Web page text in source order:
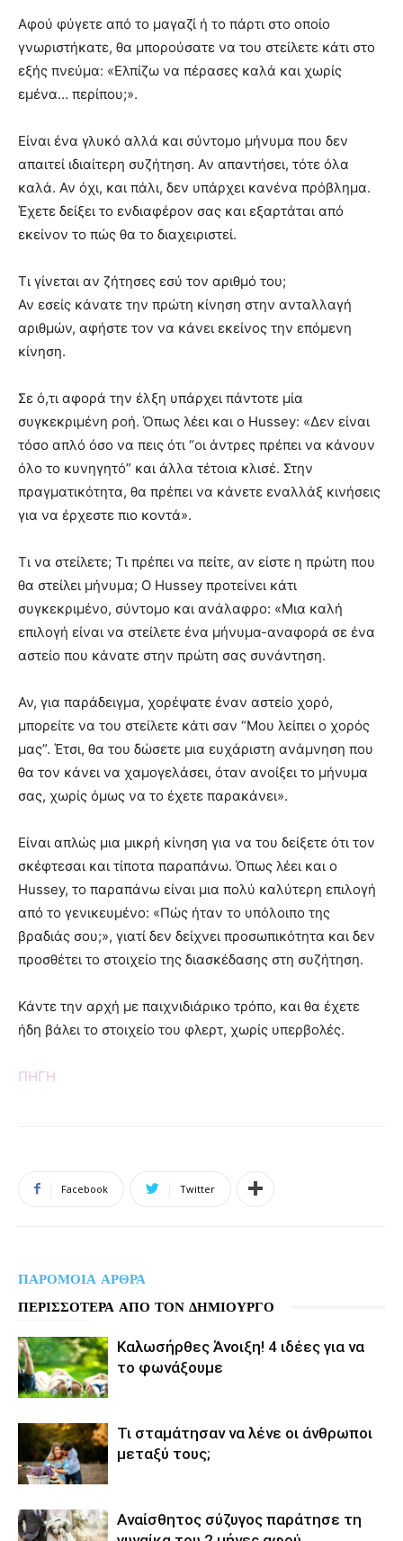
Αφού φύγετε από το μαγαζί ή το πάρτι στο οποίο
γνωριστήκατε, θα μπορούσατε να του στείλετε κάτι στο
εξής πνεύμα: «Ελπίζω να πέρασες καλά και χωρίς
εμένα… περίπου;».
Είναι ένα γλυκό αλλά και σύντομο μήνυμα που δεν
απαιτεί ιδιαίτερη συζήτηση. Αν απαντήσει, τότε όλα
καλά. Αν όχι, και πάλι, δεν υπάρχει κανένα πρόβλημα.
Έχετε δείξει το ενδιαφέρον σας και εξαρτάται από
εκείνον το πώς θα το διαχειριστεί.
Τι γίνεται αν ζήτησες εσύ τον αριθμό του;
Αν εσείς κάνατε την πρώτη κίνηση στην ανταλλαγή
αριθμών, αφήστε τον να κάνει εκείνος την επόμενη
κίνηση.
Σε ό,τι αφορά την έλξη υπάρχει πάντοτε μία
συγκεκριμένη ροή. Όπως λέει και ο Hussey: «Δεν είναι
τόσο απλό όσο να πεις ότι “οι άντρες πρέπει να κάνουν
όλο το κυνηγητό” και άλλα τέτοια κλισέ. Στην
πραγματικότητα, θα πρέπει να κάνετε εναλλάξ κινήσεις
για να έρχεστε πιο κοντά».
Τι να στείλετε; Τι πρέπει να πείτε, αν είστε η πρώτη που
θα στείλει μήνυμα; Ο Hussey προτείνει κάτι
συγκεκριμένο, σύντομο και ανάλαφρο: «Μια καλή
επιλογή είναι να στείλετε ένα μήνυμα-αναφορά σε ένα
αστείο που κάνατε στην πρώτη σας συνάντηση.
Αν, για παράδειγμα, χορέψατε έναν αστείο χορό,
μπορείτε να του στείλετε κάτι σαν “Μου λείπει ο χορός
μας”. Έτσι, θα του δώσετε μια ευχάριστη ανάμνηση που
θα τον κάνει να χαμογελάσει, όταν ανοίξει το μήνυμα
σας, χωρίς όμως να το έχετε παρακάνει».
Είναι απλώς μια μικρή κίνηση για να του δείξετε ότι τον
σκέφτεσαι και τίποτα παραπάνω. Όπως λέει και ο
Hussey, το παραπάνω είναι μια πολύ καλύτερη επιλογή
από το γενικευμένο: «Πώς ήταν το υπόλοιπο της
βραδιάς σου;», γιατί δεν δείχνει προσωπικότητα και δεν
προσθέτει το στοιχείο της διασκέδασης στη συζήτηση.
Κάντε την αρχή με παιχνιδιάρικο τρόπο, και θα έχετε
ήδη βάλει το στοιχείο του φλερτ, χωρίς υπερβολές.
ΠΗΓΗ
Facebook Twitter
ΠΑΡΟΜΟΙΑ ΑΡΘΡΑ
ΠΕΡΙΣΣΟΤΕΡΑ ΑΠΟ ΤΟΝ ΔΗΜΙΟΥΡΓΟ
Καλωσήρθες Άνοιξη! 4 ιδέες για να
το φωνάξουμε
Τι σταμάτησαν να λένε οι άνθρωποι
μεταξύ τους;
Αναίσθητος σύζυγος παράτησε τη